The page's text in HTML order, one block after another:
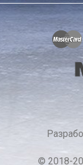
© 2018-